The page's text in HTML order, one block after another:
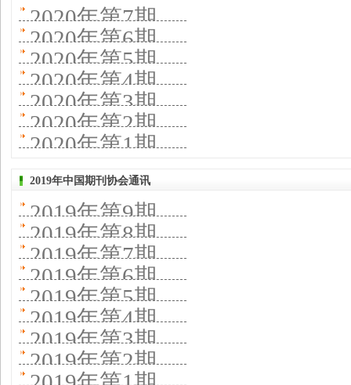
2020年第7期
2020年第6期
2020年第5期
2020年第4期
2020年第3期
2020年第2期
2020年第1期
2019年中国期刊协会通讯
2019年第9期
2019年第8期
2019年第7期
2019年第6期
2019年第5期
2019年第4期
2019年第3期
2019年第2期